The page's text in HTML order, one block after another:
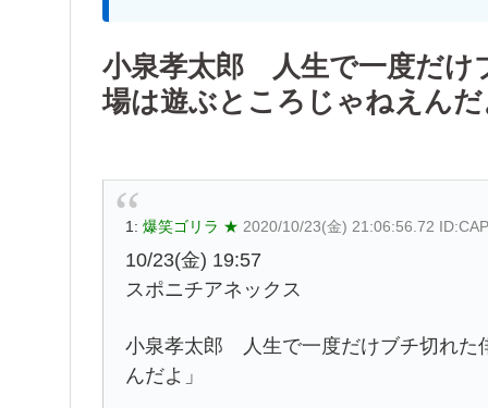
小泉孝太郎 人生で一度だけ
場は遊ぶところじゃねえん
1: 爆笑ゴリラ ★ 2020/10/23(金) 21:06:56.72
10/23(金) 19:57
スポニチアネックス
小泉孝太郎 人生で一度だけブチ切れた
んだよ」